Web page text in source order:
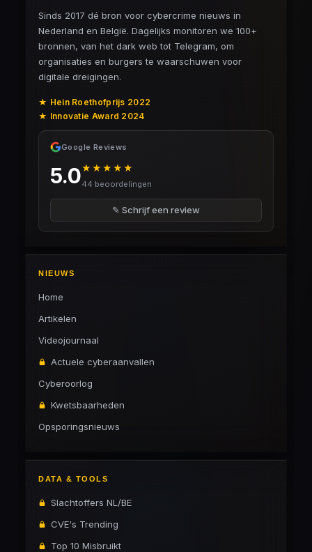
Sinds 2017 dé bron voor cybercrime nieuws in
Nederland en België. Dagelijks monitoren we 100+
bronnen, van het dark web tot Telegram, om
organisaties en burgers te waarschuwen voor
digitale dreigingen.
★ Hein Roethofprijs 2022
★ Innovatie Award 2024
Google Reviews
5.0★★★★★
44 beoordelingen
✎ Schrijf een review
NIEUWS
Home
Artikelen
Videojournaal
Actuele cyberaanvallen
Cyberoorlog
Kwetsbaarheden
Opsporingsnieuws
DATA & TOOLS
Slachtoffers NL/BE
CVE's Trending
Top 10 Misbruikt